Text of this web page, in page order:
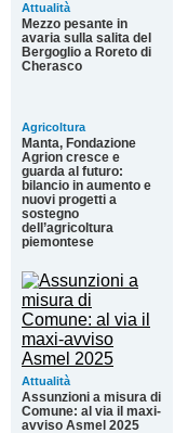
Attualità
Mezzo pesante in
avaria sulla salita del
Bergoglio a Roreto di
Cherasco
Agricoltura
Manta, Fondazione
Agrion cresce e
guarda al futuro:
bilancio in aumento e
nuovi progetti a
sostegno
dell’agricoltura
piemontese
Attualità
Assunzioni a misura di
Comune: al via il maxi-
avviso Asmel 2025